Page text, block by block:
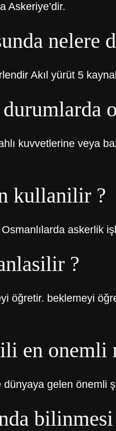
Askeriye’dir.
nelere
Akıl yürüt 5
kuvvetlerine veya
kullanilir ?
askerlik
?
öğretir. beklemeyi
en onemli
gelen